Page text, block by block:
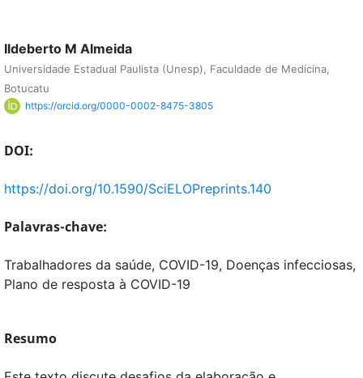
Ildeberto M Almeida
Universidade Estadual Paulista (Unesp), Faculdade de Medicina,
Botucatu
https://orcid.org/0000-0002-8475-3805
DOI:
https://doi.org/10.1590/SciELOPreprints.140
Palavras-chave:
Trabalhadores da saúde, COVID-19, Doenças infecciosas,
Plano de resposta à COVID-19
Resumo